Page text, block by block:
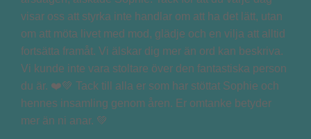
visar oss att styrka inte handlar om att ha det lätt, utan
om att möta livet med mod, glädje och en vilja att alltid
fortsätta framåt. Vi älskar dig mer än ord kan beskriva.
Vi kunde inte vara stoltare över den fantastiska person
du är. ❤️💚 Tack till alla er som har stöttat Sophie och
hennes insamling genom åren. Er omtanke betyder
mer än ni anar. 💚